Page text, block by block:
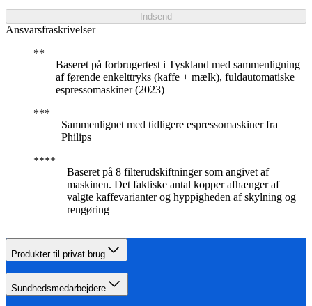
Indsend
Ansvarsfraskrivelser
Baseret på forbrugertest i Tyskland med sammenligning
af førende enkelttryks (kaffe + mælk), fuldautomatiske
espressomaskiner (2023)
Sammenlignet med tidligere espressomaskiner fra
Philips
Baseret på 8 filterudskiftninger som angivet af
maskinen. Det faktiske antal kopper afhænger af
valgte kaffevarianter og hyppigheden af skylning og
rengøring
Produkter til privat brug
Sundhedsmedarbejdere